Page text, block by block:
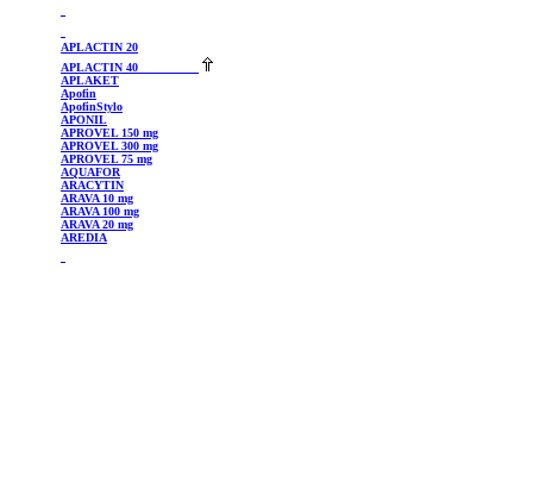
APLACTIN 20
APLACTIN 40
APLAKET
Apofin
ApofinStylo
APONIL
APROVEL150 mg
APROVEL300 mg
APROVEL75 mg
AQUAFOR
ARACYTIN
ARAVA 10 mg
ARAVA 100 mg
ARAVA 20 mg
AREDIA